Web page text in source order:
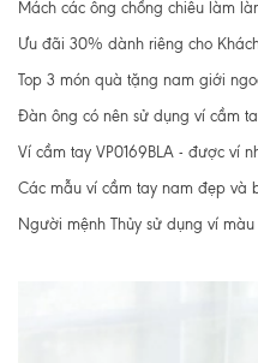
Mách các ông chồng chiêu làm
Ưu đãi 30% dành riêng cho
Top 3 món quà tặng nam giới
Đàn ông có nên sử dụng ví cầm
Ví cầm tay VP0169BLA - được ví
Các mẫu ví cầm tay nam đẹp và
Người mệnh Thủy sử dụng ví